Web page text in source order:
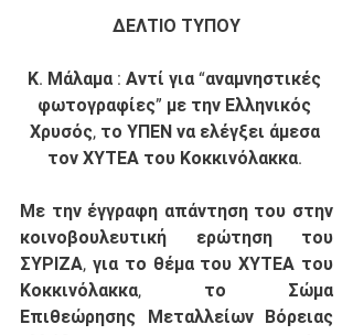
ΔΕΛΤΙΟ ΤΥΠΟΥ
Κ. Μάλαμα : Αντί για “αναμνηστικές
φωτογραφίες” με την Ελληνικός
Χρυσός, το ΥΠΕΝ να ελέγξει άμεσα
τον ΧΥΤΕΑ του Κοκκινόλακκα.
Με την έγγραφη απάντηση του στην
κοινοβουλευτική ερώτηση του
ΣΥΡΙΖΑ, για το θέμα του ΧΥΤΕΑ του
Κοκκινόλακκα, το Σώμα
Επιθεώρησης Μεταλλείων Βόρειας